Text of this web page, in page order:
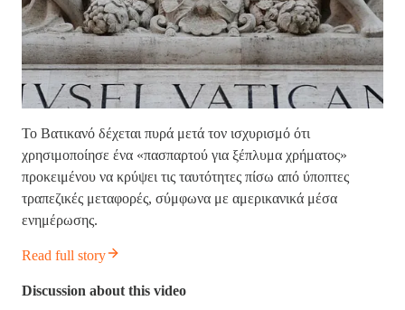
Το Βατικανό δέχεται πυρά μετά τον ισχυρισμό ότι
χρησιμοποίησε ένα «πασπαρτού για ξέπλυμα χρήματος»
προκειμένου να κρύψει τις ταυτότητες πίσω από ύποπτες
τραπεζικές μεταφορές, σύμφωνα με αμερικανικά μέσα
ενημέρωσης.
Read full story
Discussion about this video